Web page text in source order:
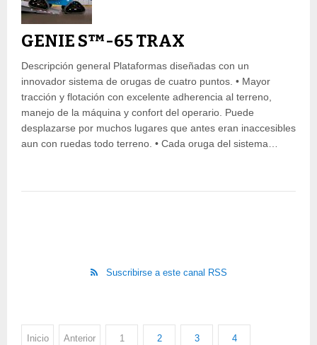
GENIE S™-65 TRAX
Descripción general Plataformas diseñadas con un
innovador sistema de orugas de cuatro puntos. • Mayor
tracción y flotación con excelente adherencia al terreno,
manejo de la máquina y confort del operario. Puede
desplazarse por muchos lugares que antes eran inaccesibles
aun con ruedas todo terreno. • Cada oruga del sistema…
Suscribirse a este canal RSS
Inicio Anterior 1 2 3 4